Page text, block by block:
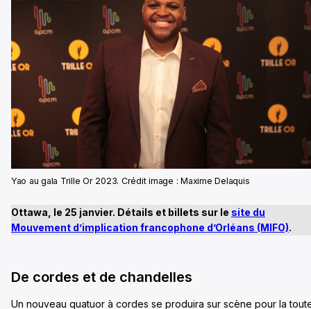
Yao au gala Trille Or 2023. Crédit image : Maxime Delaquis
Ottawa, le 25 janvier. Détails et billets sur le site du
Mouvement d’implication francophone d’Orléans (MIFO).
De cordes et de chandelles
Un nouveau quatuor à cordes se produira sur scène pour la